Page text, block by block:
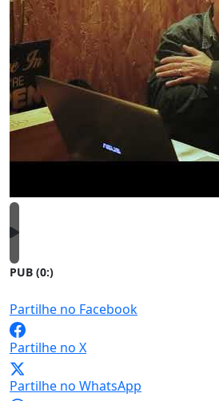
PUB (0:)
Partilhe no Facebook
Partilhe no X
Partilhe no WhatsApp